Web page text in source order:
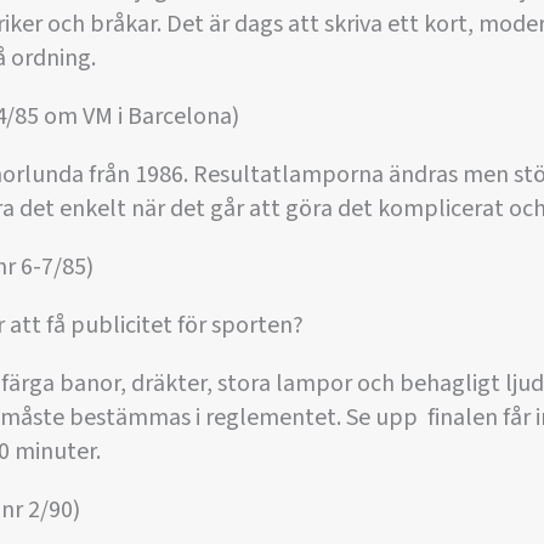
och bråkar. Det är dags att skriva ett kort,
ordning.
om VM i Barcelona)
från 1986. Resultatlamporna ändras men
det enkelt när det går att göra det komplicerat
6-7/85)
att få publicitet för sporten?
färga banor, dräkter, stora lampor och behagligt
bestämmas i reglementet. Se upp  finalen får
minuter.
2/90)